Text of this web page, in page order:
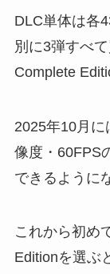
DLC単体は各
別に3弾すべ
Complete
2025年10月
像度・60FPS
できるように
これから初め
Editionを選ぶ